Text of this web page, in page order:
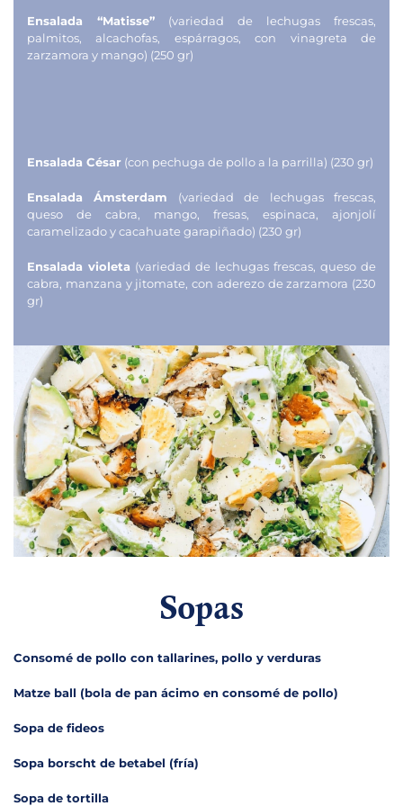
Ensalada “Matisse” (variedad de lechugas frescas,
palmitos, alcachofas, espárragos, con vinagreta de
zarzamora y mango) (250 gr)
Ensalada César (con pechuga de pollo a la parrilla) (230 gr)
Ensalada Ámsterdam (variedad de lechugas frescas,
queso de cabra, mango, fresas, espinaca, ajonjolí
caramelizado y cacahuate garapiñado) (230 gr)
Ensalada violeta (variedad de lechugas frescas, queso de
cabra, manzana y jitomate, con aderezo de zarzamora (230
gr)
Sopas
Consomé de pollo con tallarines, pollo y verduras
Matze ball (bola de pan ácimo en consomé de pollo)
Sopa de fideos
Sopa borscht de betabel (fría)
Sopa de tortilla